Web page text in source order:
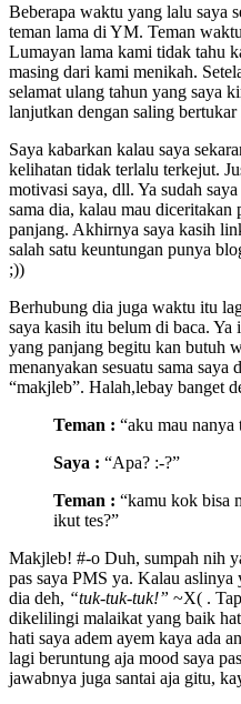
Beberapa waktu yang lalu saya
teman lama di YM. Teman
Lumayan lama kami tidak tahu
masing dari kami menikah.
selamat ulang tahun yang saya
lanjutkan dengan saling bertukar
Saya kabarkan kalau saya
kelihatan tidak terlalu terkejut.
motivasi saya, dll. Ya sudah
sama dia, kalau mau diceritakan
panjang. Akhirnya saya kasih
salah satu keuntungan punya
;))
Berhubung dia juga waktu itu
saya kasih itu belum di baca. Ya
yang panjang begitu kan butuh
menanyakan sesuatu sama
“makjleb”. Halah,lebay banget
Teman : “aku mau nanya
Saya : “Apa? :-?”
Teman : “kamu kok bisa
ikut tes?”
Makjleb! #-o Duh, sumpah nih
pas saya PMS ya. Kalau
dia deh, “tuk-tuk-tuk!” ~X( .
dikelilingi malaikat yang baik
hati saya adem ayem kaya ada
lagi beruntung aja mood saya
jawabnya juga santai aja gitu,